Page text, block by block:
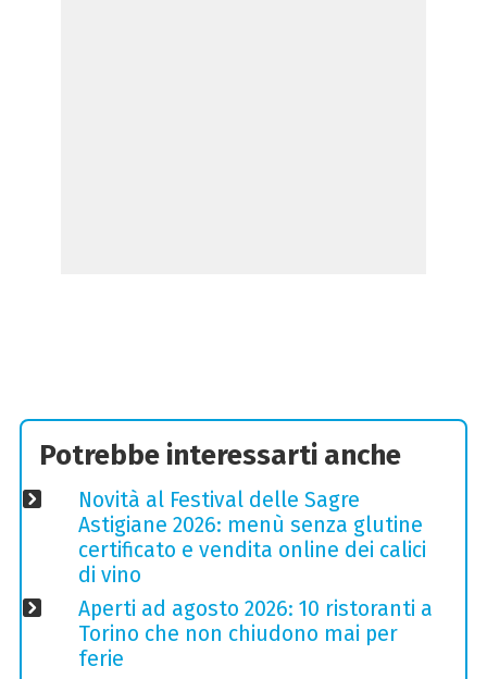
Potrebbe interessarti anche
Novità al Festival delle Sagre
Astigiane 2026: menù senza glutine
certificato e vendita online dei calici
di vino
Aperti ad agosto 2026: 10 ristoranti a
Torino che non chiudono mai per
ferie